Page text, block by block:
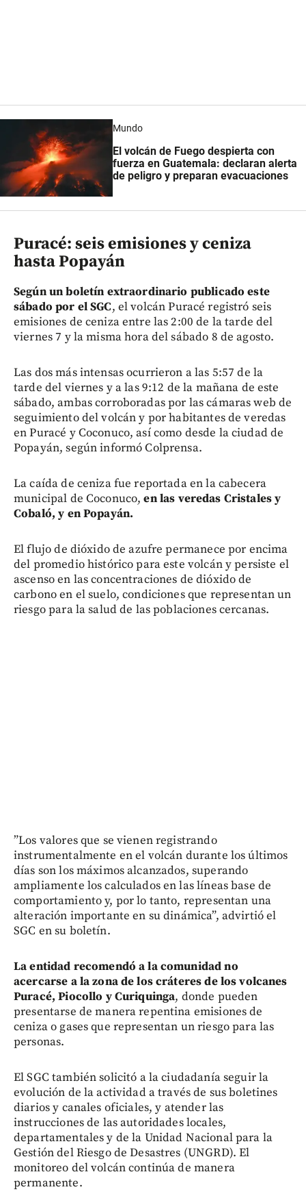
Mundo
El volcán de Fuego despierta con
fuerza en Guatemala: declaran alerta
de peligro y preparan evacuaciones
Puracé: seis emisiones y ceniza
hasta Popayán
Según un boletín extraordinario publicado este
sábado por el SGC, el volcán Puracé registró seis
emisiones de ceniza entre las 2:00 de la tarde del
viernes 7 y la misma hora del sábado 8 de agosto.
Las dos más intensas ocurrieron a las 5:57 de la
tarde del viernes y a las 9:12 de la mañana de este
sábado, ambas corroboradas por las cámaras web de
seguimiento del volcán y por habitantes de veredas
en Puracé y Coconuco, así como desde la ciudad de
Popayán, según informó Colprensa.
La caída de ceniza fue reportada en la cabecera
municipal de Coconuco,en las veredas Cristales y
Cobaló, y en Popayán.
El flujo de dióxido de azufre permanece por encima
del promedio histórico para este volcán y persiste el
ascenso en las concentraciones de dióxido de
carbono en el suelo, condiciones que representan un
riesgo para la salud de las poblaciones cercanas.
”Los valores que se vienen registrando
instrumentalmente en el volcán durante los últimos
días son los máximos alcanzados, superando
ampliamente los calculados en las líneas base de
comportamiento y, por lo tanto, representan una
alteración importante en su dinámica”, advirtió el
SGC en su boletín.
La entidad recomendó a la comunidad no
acercarse a la zona de los cráteres de los volcanes
Puracé, Piocollo y Curiquinga, donde pueden
presentarse de manera repentina emisiones de
ceniza o gases que representan un riesgo para las
personas.
El SGC también solicitó a la ciudadanía seguir la
evolución de la actividad a través de sus boletines
diarios y canales oficiales, y atender las
instrucciones de las autoridades locales,
departamentales y de la Unidad Nacional para la
Gestión del Riesgo de Desastres (UNGRD). El
monitoreo del volcán continúa de manera
permanente.